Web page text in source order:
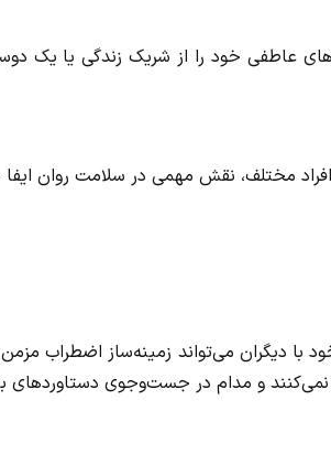
عاطفی خود را از شریک زندگی یا یک
مختلف، نقش مهمی در سلامت روان
با دیگران می‌تواند زمینه‌ساز اضطراب
و مدام در جست‌وجوی دستاوردهای